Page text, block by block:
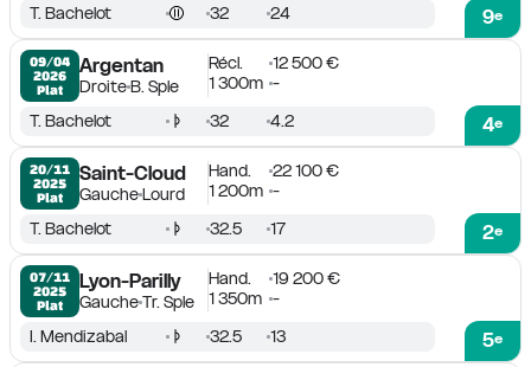
9e
T. Bachelot 32 24
09/04
2026
Plat
Argentan
DroiteB. Sple
Récl.
12 500 €
1 300m -
4e
T. Bachelot 32 4.2
20/11
2025
Plat
Saint-Cloud
GaucheLourd
Hand.
22 100 €
1 200m -
2e
T. Bachelot 32.5 17
07/11
2025
Plat
Lyon-Parilly
GaucheTr. Sple
Hand.
19 200 €
1 350m -
5e
I. Mendizabal 32.5 13